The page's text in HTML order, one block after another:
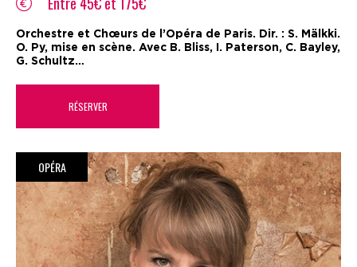
Orchestre et Chœurs de l’Opéra de Paris. Dir. : S. Mälkki.
O. Py, mise en scène. Avec B. Bliss, I. Paterson, C. Bayley,
G. Schultz…
RÉSERVER
OPÉRA